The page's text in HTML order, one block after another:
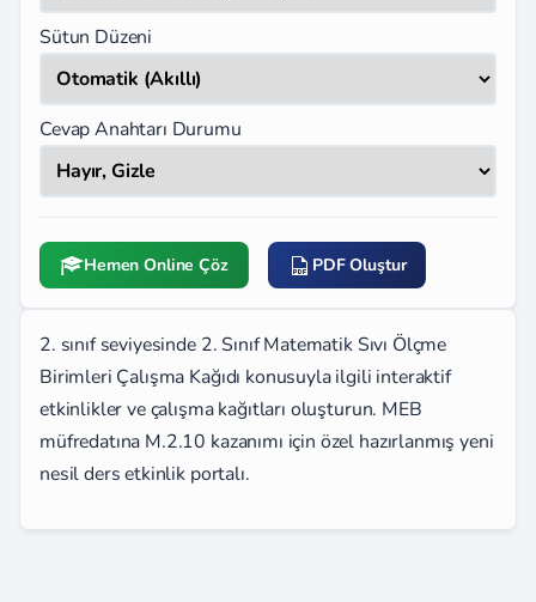
Sütun Düzeni
Cevap Anahtarı Durumu
Hemen Online Çöz PDF Oluştur
2. sınıf seviyesinde 2. Sınıf Matematik Sıvı Ölçme
Birimleri Çalışma Kağıdı konusuyla ilgili interaktif
etkinlikler ve çalışma kağıtları oluşturun. MEB
müfredatına M.2.10 kazanımı için özel hazırlanmış yeni
nesil ders etkinlik portalı.